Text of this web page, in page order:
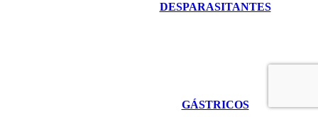
DESPARASITANTES
GÁSTRICOS